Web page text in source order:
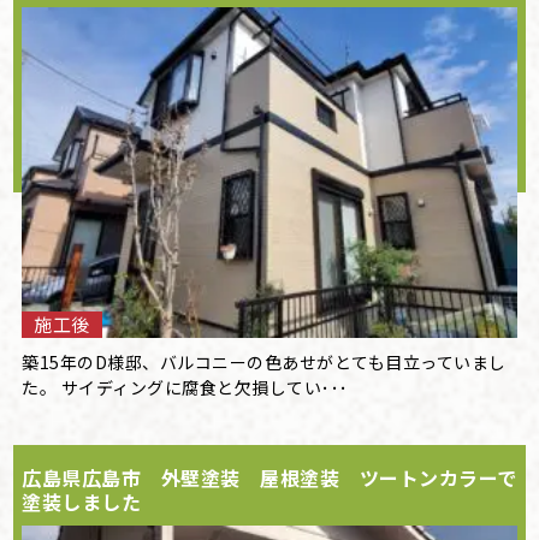
施工後
築15年のD様邸、バルコニーの色あせがとても目立っていまし
た。 サイディングに腐食と欠損してい･･･
広島県広島市 外壁塗装 屋根塗装 ツートンカラーで
塗装しました